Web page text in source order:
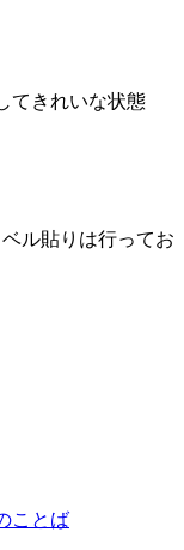
てきれいな状態
ル貼りは行ってお